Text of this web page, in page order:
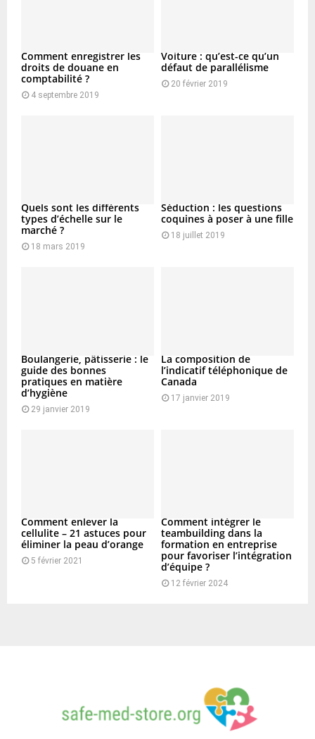
Comment enregistrer les
droits de douane en
comptabilité ?
4 septembre 2019
Voiture : qu’est-ce qu’un
défaut de parallélisme
20 février 2019
Quels sont les différents
types d’échelle sur le
marché ?
18 mars 2019
Séduction : les questions
coquines à poser à une fille
18 juillet 2019
Boulangerie, pâtisserie : le
guide des bonnes
pratiques en matière
d’hygiène
29 janvier 2019
La composition de
l’indicatif téléphonique de
Canada
17 janvier 2019
Comment enlever la
cellulite – 21 astuces pour
éliminer la peau d’orange
5 février 2021
Comment intégrer le
teambuilding dans la
formation en entreprise
pour favoriser l’intégration
d’équipe ?
12 février 2024